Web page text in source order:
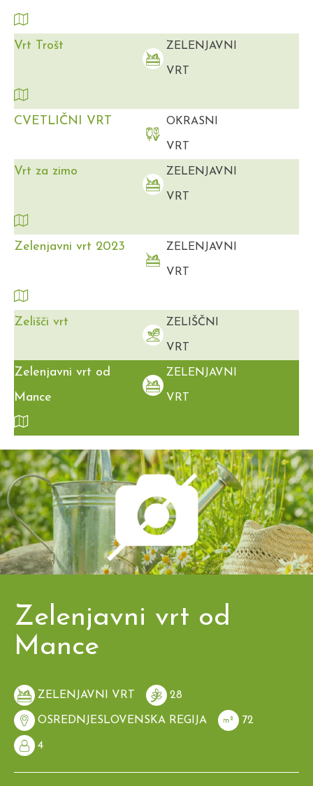
Vrt Trošt ZELENJAVNI
VRT
CVETLIČNI VRT OKRASNI
VRT
Vrt za zimo ZELENJAVNI
VRT
Zelenjavni vrt 2023 ZELENJAVNI
VRT
Zelišči vrt ZELIŠČNI
VRT
Zelenjavni vrt od
Mance
ZELENJAVNI
VRT
Zelenjavni vrt od
Mance
ZELENJAVNI VRT 28
OSREDNJESLOVENSKA REGIJA 72
4